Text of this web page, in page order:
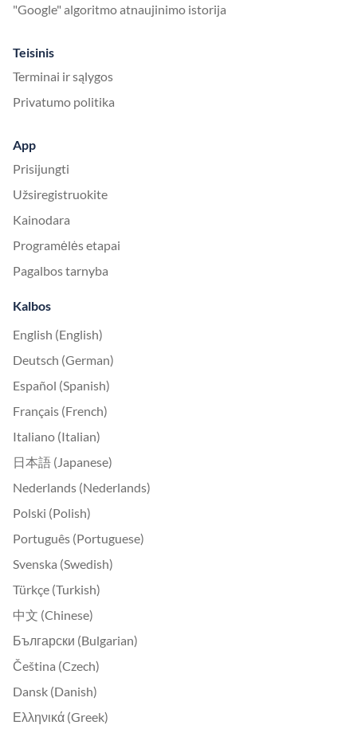
"Google" algoritmo atnaujinimo istorija
Teisinis
Terminai ir sąlygos
Privatumo politika
App
Prisijungti
Užsiregistruokite
Kainodara
Programėlės etapai
Pagalbos tarnyba
Kalbos
English (English)
Deutsch (German)
Español (Spanish)
Français (French)
Italiano (Italian)
日本語 (Japanese)
Nederlands (Nederlands)
Polski (Polish)
Português (Portuguese)
Svenska (Swedish)
Türkçe (Turkish)
中文 (Chinese)
Български (Bulgarian)
Čeština (Czech)
Dansk (Danish)
Ελληνικά (Greek)